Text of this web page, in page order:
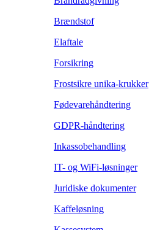
Brændstof
Elaftale
Forsikring
Frostsikre unika-krukker
Fødevarehåndtering
GDPR-håndtering
Inkassobehandling
IT- og WiFi-løsninger
Juridiske dokumenter
Kaffeløsning